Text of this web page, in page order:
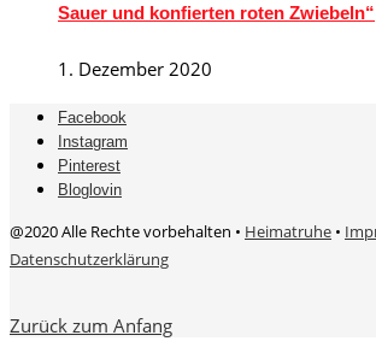
Sauer und konfierten roten Zwiebeln“
1. Dezember 2020
Facebook
Instagram
Pinterest
Bloglovin
@2020 Alle Rechte vorbehalten • Heimatruhe •
Datenschutzerklärung
Zurück zum Anfang